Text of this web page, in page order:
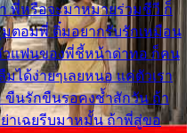
พี่หรือจะมาหมายร่วมชีวี ก็
ตอมพี่ ติ๋มอยากรับรักเหมือน
วแฟนของพี่ชี้หน้าด่าทอ ก็คน
ได้ง่ายๆเลยหนอ แค่ตัวเรา
นรักขืนรอคงช้ำสักวัน ถ้า
าเฉยรีบมาหมั้น ถ้าพี่สู่ขอ